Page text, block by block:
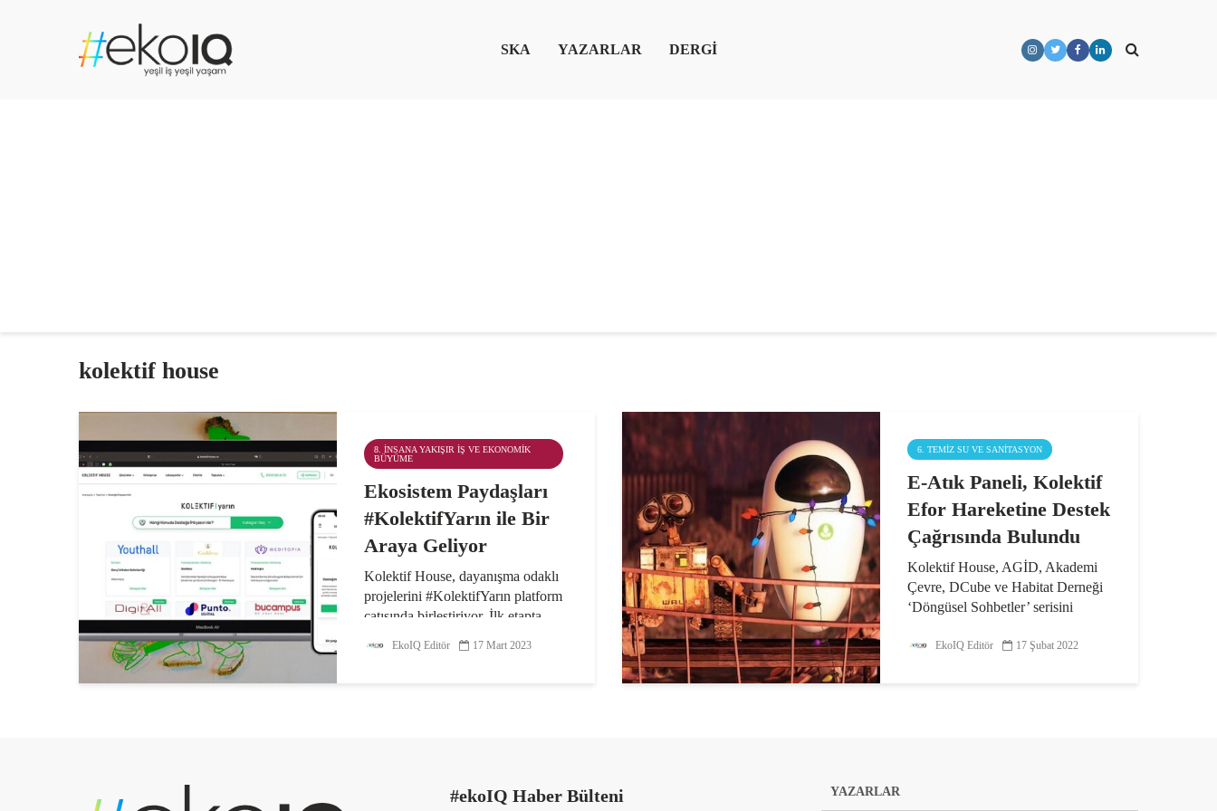
SKA YAZARLAR DERGİ
kolektif house
8. İNSANA YAKIŞIR İŞ VE EKONOMIK
BÜYÜME
Ekosistem Paydaşları
#KolektifYarın ile Bir
Araya Geliyor
Kolektif House, dayanışma odaklı
projelerini #KolektifYarın platform
çatısında birleştiriyor. İlk etapta
dayanışma duyuru destek
EkoIQ Editör 17 Mart 2023
6. TEMIZ SU VE SANITASYON
E-Atık Paneli, Kolektif
Efor Hareketine Destek
Çağrısında Bulundu
Kolektif House, AGİD, Akademi
Çevre, DCube ve Habitat Derneği
‘Döngüsel Sohbetler’ serisini
atık’ konusu konuşulurken
EkoIQ Editör 17 Şubat 2022
#ekoIQ Haber Bülteni YAZARLAR